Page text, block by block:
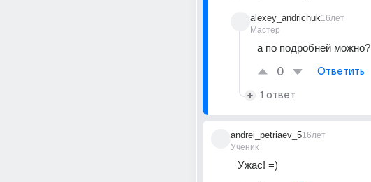
alexey_andrichuk
Мастер
16лет
а по подробней можно?
0 Ответить
1 ответ
andrei_petriaev_5
Ученик
16лет
Ужас! =)